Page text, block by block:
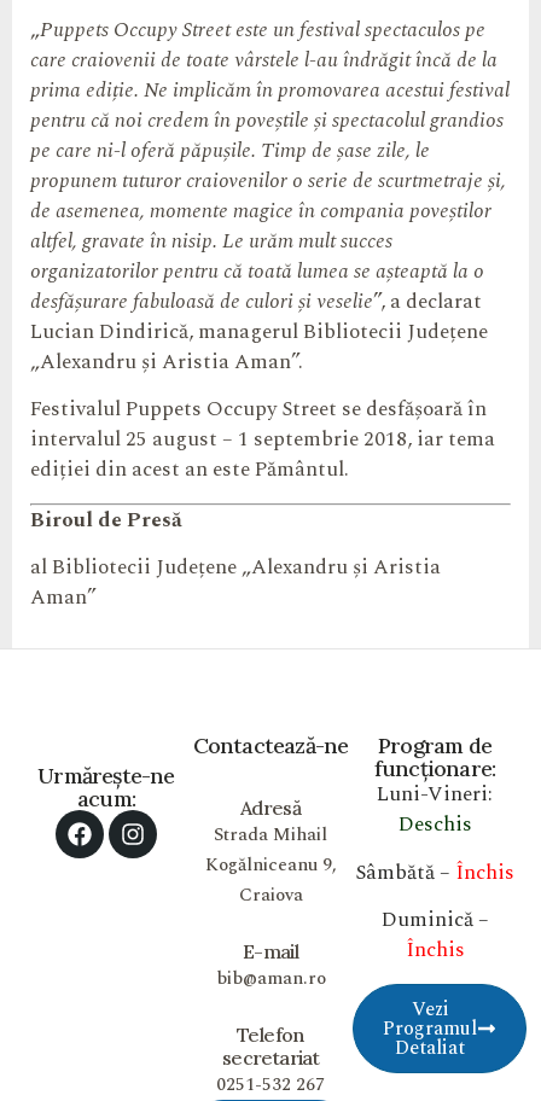
„Puppets Occupy Street este un festival spectaculos pe
care craiovenii de toate vârstele l-au îndrăgit încă de la
prima ediție. Ne implicăm în promovarea acestui festival
pentru că noi credem în poveștile și spectacolul grandios
pe care ni-l oferă păpușile. Timp de șase zile, le
propunem tuturor craiovenilor o serie de scurtmetraje și,
de asemenea, momente magice în compania poveștilor
altfel, gravate în nisip. Le urăm mult succes
organizatorilor pentru că toată lumea se așteaptă la o
desfășurare fabuloasă de culori și veselie”, a declarat
Lucian Dindirică, managerul Bibliotecii Județene
„Alexandru și Aristia Aman”.
Festivalul Puppets Occupy Street se desfășoară în
intervalul 25 august – 1 septembrie 2018, iar tema
ediției din acest an este Pământul.
Biroul de Presă
alBibliotecii Județene „Alexandru și Aristia
Aman”
Program de
funcționare:
Luni-Vineri:
Deschis
Sâmbătă – Închis
Duminică –
Închis
Vezi
Programul
Detaliat
Contactează-ne
Adresă
Strada Mihail
Kogălniceanu 9,
Craiova
E-mail
bib@aman.ro
Telefon
secretariat
0251-532 267
Urmărește-ne
acum: